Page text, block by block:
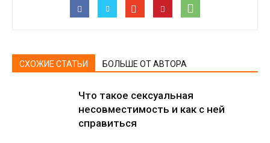
СХОЖИЕ СТАТЬИ БОЛЬШЕ ОТ АВТОРА
Что такое сексуальная
несовместимость и как с ней
справиться